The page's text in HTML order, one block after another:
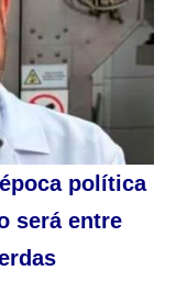
política
será entre